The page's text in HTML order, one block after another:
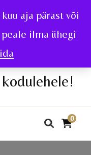
aja pärast või
ilma ühegi
0